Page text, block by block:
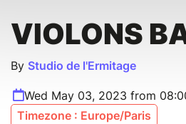
VIOLONS
By Studio de l'Ermitage
Wed May 03, 2023 from
Timezone : Europe/Paris